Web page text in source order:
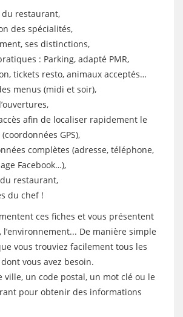
restaurant,
des spécialités,
ses distinctions,
: Parking, adapté PMR,
tickets resto, animaux acceptés…
menus (midi et soir),
afin de localiser rapidement le
GPS),
complètes (adresse, téléphone,
Facebook…),
du restaurant,
du chef !
ces fiches et vous présentent
l’environnement... De manière simple
vous trouviez facilement tous les
vous avez besoin.
ville, un code postal, un mot clé ou le
pour obtenir des informations